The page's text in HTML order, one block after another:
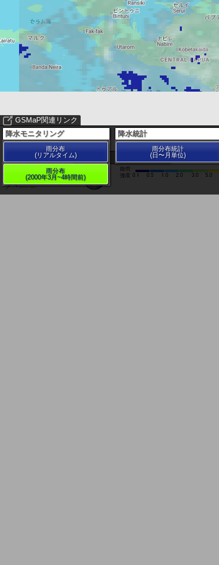
GSMaP関連リンク
降水モニタリング
雨分布
(リアルタイム)
雨分布
(2000年3月~4時間前)
降水統計
雨分布統計
(日〜月単位)